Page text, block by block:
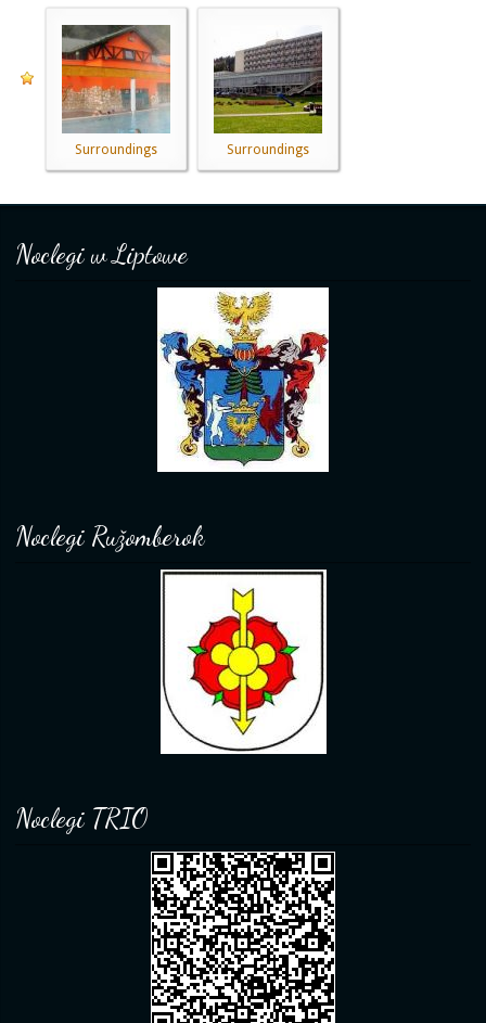
Surroundings Surroundings
Noclegi w Liptowe
Noclegi Ružomberok
Noclegi TRIO